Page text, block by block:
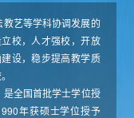
艺等学科协调发展的
校，人才强校，开放
设，稳步提高教学质
全国首批学士学位授
年获硕士学位授予